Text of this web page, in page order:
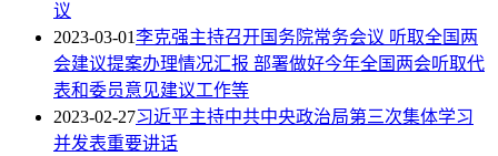
议
2023-03-01李克强主持召开国务院常务会议 听取全国两
会建议提案办理情况汇报 部署做好今年全国两会听取代
表和委员意见建议工作等
2023-02-27习近平主持中共中央政治局第三次集体学习
并发表重要讲话